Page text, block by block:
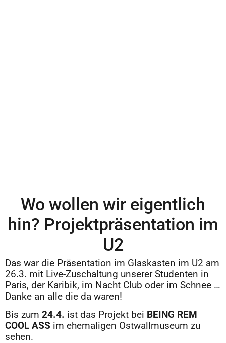
Wo wollen wir eigentlich
hin? Projektpräsentation im
U2
Das war die Präsentation im Glaskasten im U2 am
26.3. mit Live-Zuschaltung unserer Studenten in
Paris, der Karibik, im Nacht Club oder im Schnee …
Danke an alle die da waren!
Bis zum 24.4. ist das Projekt bei BEING REM
COOL ASS im ehemaligen Ostwallmuseum zu
sehen.